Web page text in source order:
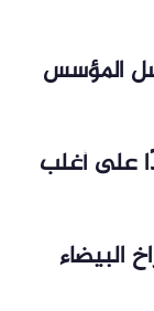
من مسلسل المؤسس
على أغلب
البيضاء